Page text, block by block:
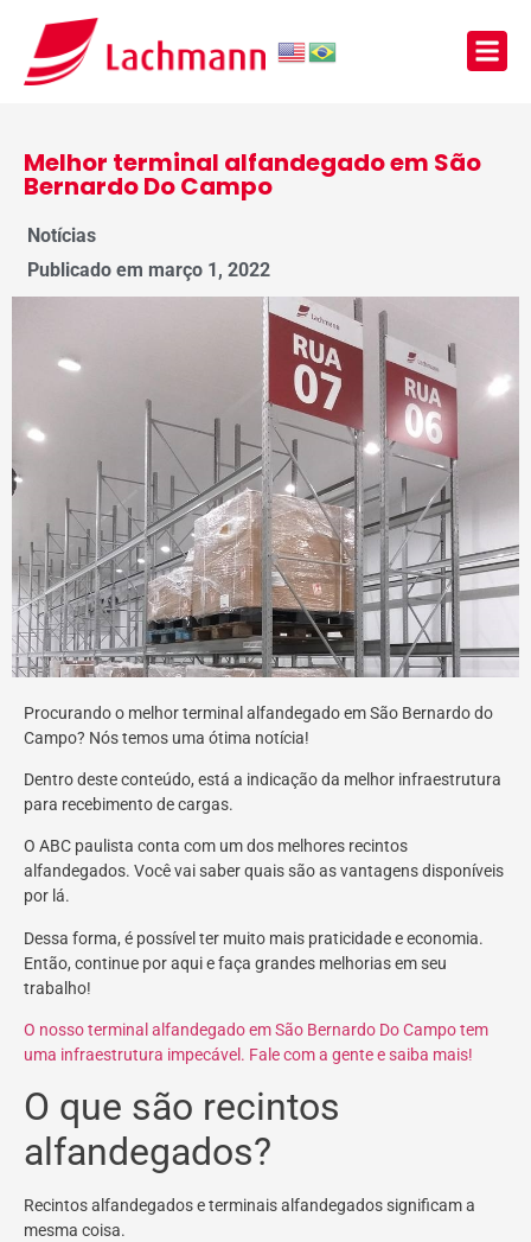
Melhor terminal alfandegado em São
Bernardo Do Campo
Notícias
Publicado em março 1, 2022
Procurando o melhor terminal alfandegado em São Bernardo do
Campo? Nós temos uma ótima notícia!
Dentro deste conteúdo, está a indicação da melhor infraestrutura
para recebimento de cargas.
O ABC paulista conta com um dos melhores recintos
alfandegados. Você vai saber quais são as vantagens disponíveis
por lá.
Dessa forma, é possível ter muito mais praticidade e economia.
Então, continue por aqui e faça grandes melhorias em seu
trabalho!
O nosso terminal alfandegado em São Bernardo Do Campo tem
uma infraestrutura impecável. Fale com a gente e saiba mais!
O que são recintos
alfandegados?
Recintos alfandegados e terminais alfandegados significam a
mesma coisa.